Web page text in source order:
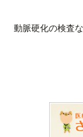
動脈硬化の検査